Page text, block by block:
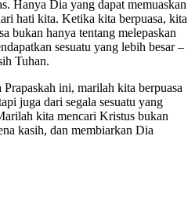
Hanya Dia yang dapat memuaskan
hati kita. Ketika kita berpuasa, kita
bukan hanya tentang melepaskan
sesuatu yang lebih besar –
Tuhan.
ini, marilah kita berpuasa
juga dari segala sesuatu yang
kita mencari Kristus bukan
kasih, dan membiarkan Dia